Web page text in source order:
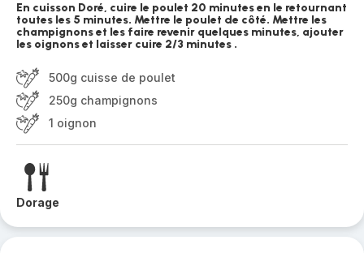
En cuisson Doré, cuire le poulet 20 minutes en le retournant
toutes les 5 minutes. Mettre le poulet de côté. Mettre les
champignons et les faire revenir quelques minutes, ajouter
les oignons et laisser cuire 2/3 minutes .
500g cuisse de poulet
250g champignons
1 oignon
Dorage